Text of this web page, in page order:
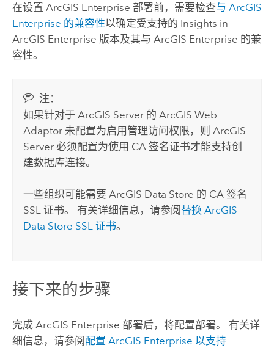
在设置 ArcGIS Enterprise 部署前，需要检查与 ArcGIS
Enterprise 的兼容性以确定受支持的 Insights in
ArcGIS Enterprise 版本及其与 ArcGIS Enterprise 的兼
容性。
注：
如果针对于ArcGIS Server 的ArcGIS Web
Adaptor 未配置为启用管理访问权限，则ArcGIS
Server 必须配置为使用 CA 签名证书才能支持创
建数据库连接。
一些组织可能需要ArcGIS Data Store 的 CA 签名
SSL 证书。 有关详细信息，请参阅替换ArcGIS
Data Store SSL 证书。
接下来的步骤
完成 ArcGIS Enterprise 部署后，将配置部署。 有关详
细信息，请参阅 配置 ArcGIS Enterprise 以支持